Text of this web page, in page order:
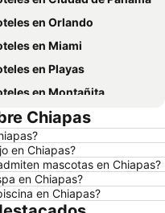
en Orlando
en Miami
en Playas
en Montañita
en Madrid
en Bogotá
en París
en Ibarra
en Chicago
Chiapas
en Chiapas?
mascotas en Chiapas?
en Chiapas?
en Chiapas?